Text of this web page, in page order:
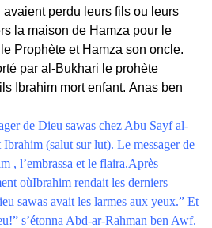
avaient perdu leurs fils ou leurs
la maison de Hamza pour le
Prophète et Hamza son oncle.
par al-Bukhari le prohète
Ibrahim mort enfant. Anas ben
de Dieu sawas chez Abu Sayf al-
(salut sur lut). Le messager de
, l’embrassa et le flaira.Après
oùIbrahim rendait les derniers
sawas avait les larmes aux yeux.” Et
s’étonna Abd-ar-Rahman ben Awf.